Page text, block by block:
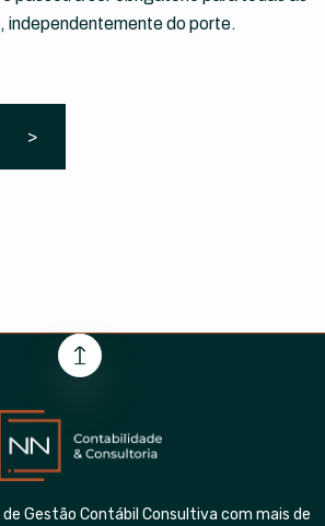
independentemente do porte.
>
Gestão Contábil Consultiva com mais de